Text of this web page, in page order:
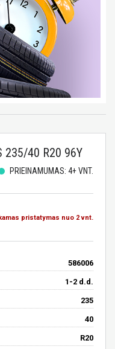
235/40 R20 96Y
PRIEINAMUMAS: 4+ VNT.
pristatymas nuo 2 vnt.
586006
1-2 d.d.
235
40
R20